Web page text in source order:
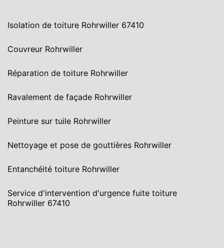
Isolation de toiture Rohrwiller 67410
Couvreur Rohrwiller
Réparation de toiture Rohrwiller
Ravalement de façade Rohrwiller
Peinture sur tuile Rohrwiller
Nettoyage et pose de gouttières Rohrwiller
Entanchéité toiture Rohrwiller
Service d'intervention d'urgence fuite toiture
Rohrwiller 67410